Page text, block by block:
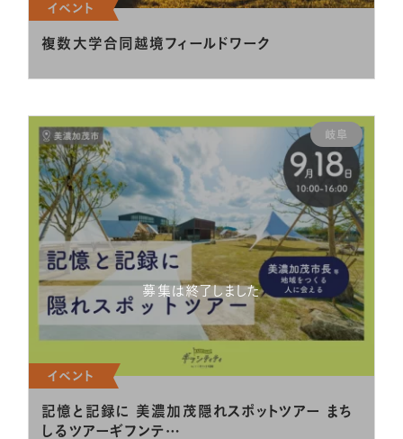
イベント
複数大学合同越境フィールドワーク
岐阜
募集は終了しました
イベント
記憶と記録に 美濃加茂隠れスポットツアー まち
しるツアーギフンテ…